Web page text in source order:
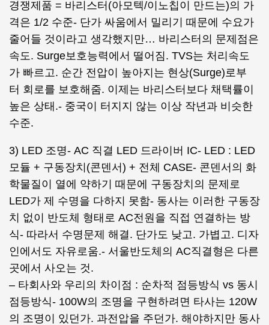
경쟁제품 = 바리스터(아모텍/이노칩이 만드는)의 가
격은 1/2 수준- 단가 싸움에서 밀리기 때문에 수요가
줄어들 것이라고 생각했지만… 바리스터의 문제점은
속도. Surge보호능력에서 떨어짐. TVS는 처리속도
가 빠르고. 순간 전압이 높아지는 현상(Surge)로부
터 회로를 보호해줌. 이제는 바리스터보다 채택률이
높은 상태.- 중국이 터지지 않는 이상 작년과 비슷한
수준.
3) LED 조명- AC 직결 LED 드라이버 IC- LED : LED
모듈 + 구동장치(콘덴서) + 전체 CASE- 콘덴서의 화
학물질이 열에 약하기 때문에 구동장치의 문제로
LED가 제 수명을 다하지 못함- 동사는 이러한 구동장
치 없이 반도체 형태로 AC전원을 직접 연결하는 방
식- 따라서 수명문제 해결. 단가도 낮고. 가볍고. 디자
인에서도 자유로움.- 서울반도체의 AC직결형은 다른
곳에서 사오는 것.
– 타회사와 우리의 차이점 : 순차적 점등방식 vs 동시
점등방식- 100W의 조명을 구현하려면 타사는 120W
의 조명이 있던가. 과전압을 주던가. 해야하지만 동사